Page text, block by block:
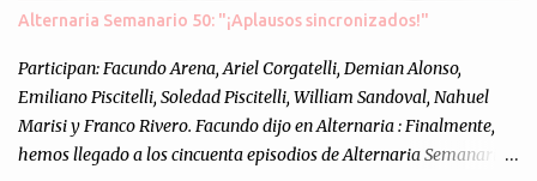
s
Alternaria Semanario 50: "¡Aplausos sincronizados!"
Participan: Facundo Arena, Ariel Corgatelli, Demian Alonso,
Emiliano Piscitelli, Soledad Piscitelli, William Sandoval, Nahuel
Marisi y Franco Rivero. Facundo dijo en Alternaria : Finalmente,
hemos llegado a los cincuenta episodios de Alternaria Semanario.